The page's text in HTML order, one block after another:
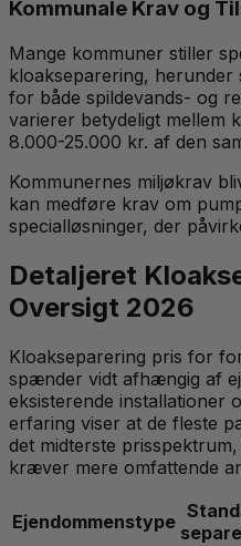
Kommunale Krav og
Mange kommuner stiller
kloakseparering,
for både spildevands- og
varierer betydeligt mellem
8.000-25.000 kr. af den
Kommunernes miljøkrav
kan medføre krav om
specialløsninger, der
Detaljeret
Oversigt 2026
Kloakseparering pris for
spænder vidt afhængig af
eksisterende installationer
erfaring viser at de fleste
det midterste
kræver mere omfattende
Ejendommenstype